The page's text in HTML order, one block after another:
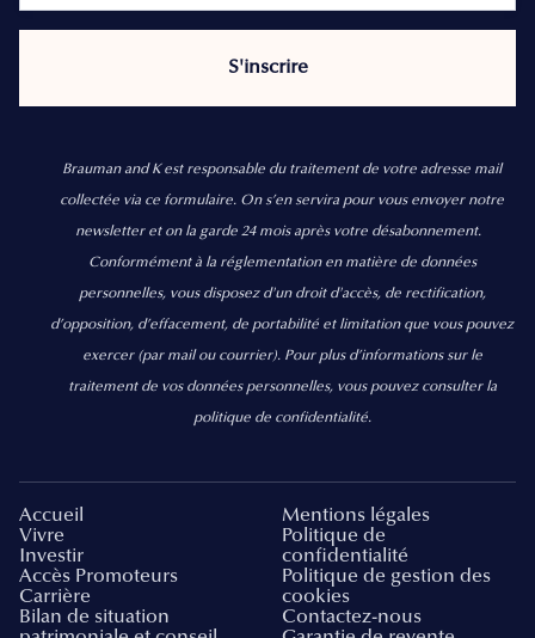
Brauman and K est responsable du traitement de votre adresse mail
collectée via ce formulaire. On s’en servira pour vous envoyer notre
newsletter et on la garde 24 mois après votre désabonnement.
Conformément à la réglementation en matière de données
personnelles, vous disposez d'un droit d'accès, de rectification,
d’opposition, d’effacement, de portabilité et limitation que vous pouvez
exercer (par mail ou courrier). Pour plus d’informations sur le
traitement de vos données personnelles, vous pouvez consulter la
politique de confidentialité.
Accueil
Vivre
Investir
Accès Promoteurs
Carrière
Bilan de situation
Mentions légales
Politique de
confidentialité
Politique de gestion des
cookies
Contactez-nous